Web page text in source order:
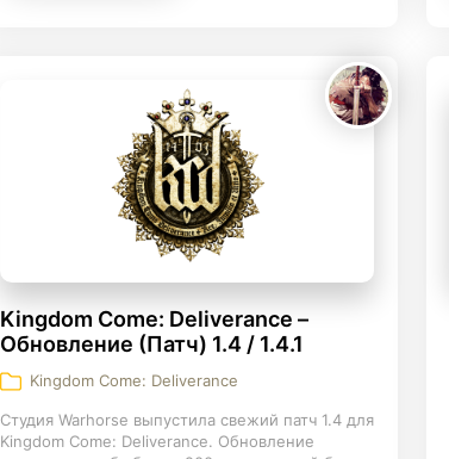
Kingdom Come: Deliverance –
Обновление (Патч) 1.4 / 1.4.1
Kingdom Come: Deliverance
Студия Warhorse выпустила свежий патч 1.4 для
Kingdom Come: Deliverance. Обновление